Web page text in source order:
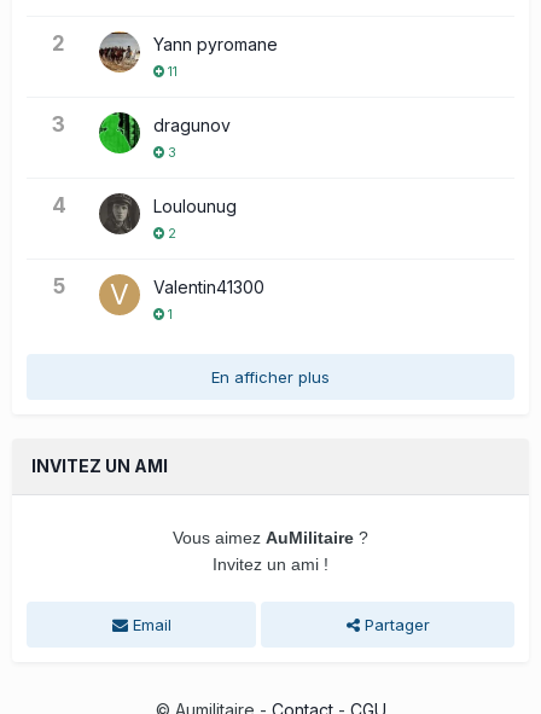
2 Yann pyromane
11
3 dragunov
3
4 Loulounug
2
5 Valentin41300
1
En afficher plus
INVITEZ UN AMI
Vous aimez AuMilitaire ?
Invitez un ami !
Email Partager
© Aumilitaire - Contact- CGU